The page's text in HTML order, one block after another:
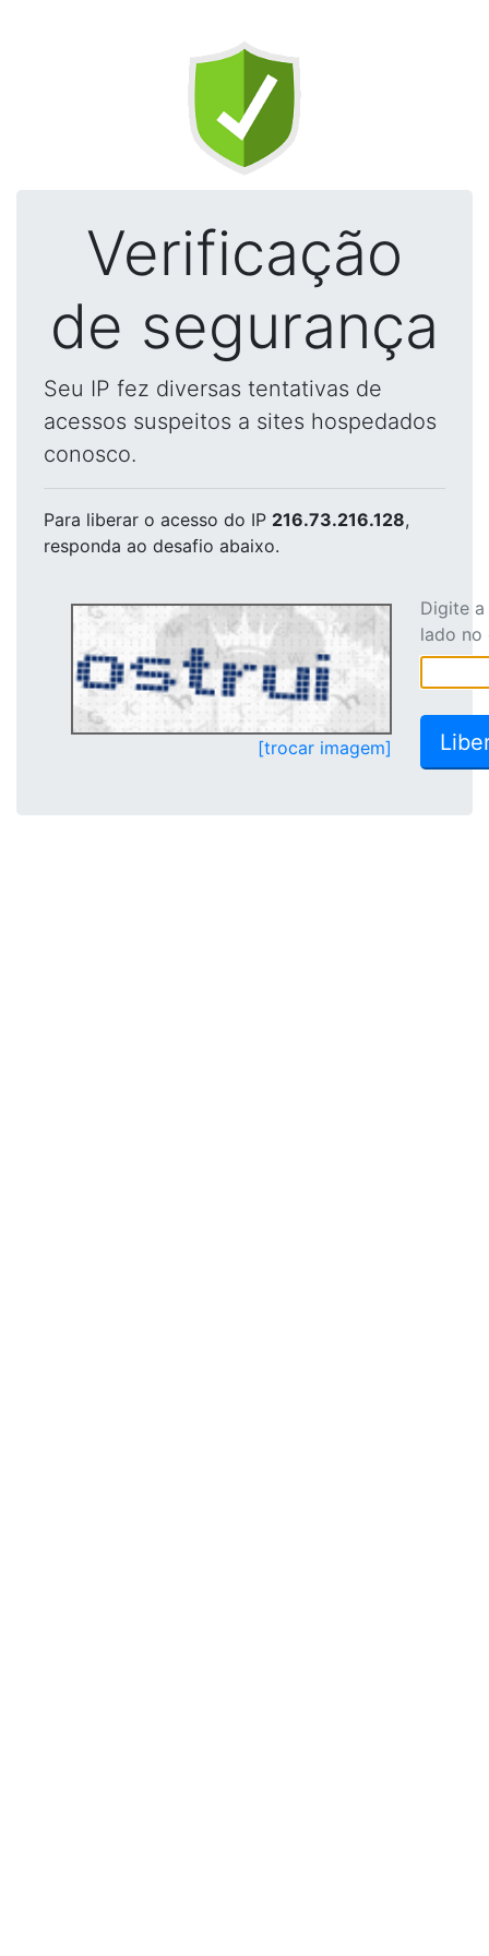
Verificação
de segurança
Seu IP fez diversas tentativas de
acessos suspeitos a sites hospedados
conosco.
Para liberar o acesso do IP 216.73.216.128,
responda ao desafio abaixo.
[trocar imagem]
Digite
lado no